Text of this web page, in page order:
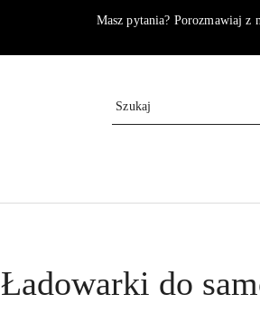
Masz pytania? Porozmawiaj z
Ładowarki do